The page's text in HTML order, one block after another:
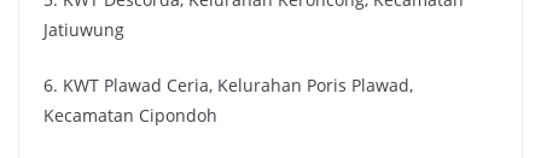
Jatiuwung
6. KWT Plawad Ceria, Kelurahan Poris Plawad,
Kecamatan Cipondoh